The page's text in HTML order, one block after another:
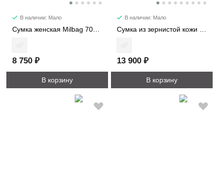
В наличии: Мало
8 750 ₽
В корзину
В наличии: Мало
13 900 ₽
В корзину